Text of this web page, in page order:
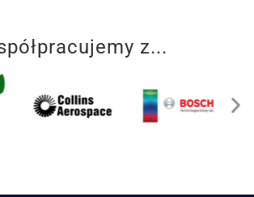
z...